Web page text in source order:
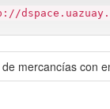
mercancías con